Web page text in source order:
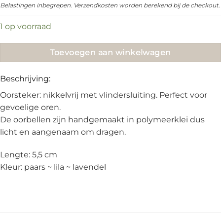
prijs
was:
prijs
is:
Belastingen inbegrepen. Verzendkosten worden berekend bij de checkout.
1 op voorraad
Toevoegen aan winkelwagen
Beschrijving:
Oorsteker: nikkelvrij met vlindersluiting. Perfect voor
gevoelige oren.
De oorbellen zijn handgemaakt in polymeerklei dus
licht en aangenaam om dragen.
Lengte: 5,5 cm
Kleur: paars ~ lila ~ lavendel